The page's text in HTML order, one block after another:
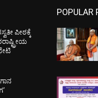
ಪೀಠಕ್ಕೆ
POPULAR